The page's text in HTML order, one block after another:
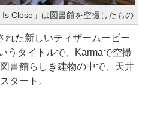
Close」は図書館を空撮したもの
た新しいティザームービー
うタイトルで、Karmaで空撮
書館らしき建物の中で、天井
タート。